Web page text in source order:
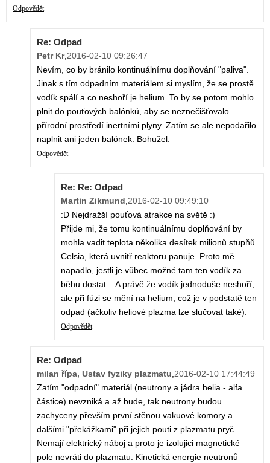
Odpovědět
Re: Odpad
Petr Kr,2016-02-10 09:26:47
Nevím, co by bránilo kontinuálnímu doplňování "paliva".
Jinak s tím odpadním materiálem si myslím, že se prostě
vodík spálí a co neshoří je helium. To by se potom mohlo
plnit do pouťových balónků, aby se neznečišťovalo
přírodní prostředí inertními plyny. Zatím se ale nepodařilo
naplnit ani jeden balónek. Bohužel.
Odpovědět
Re: Re: Odpad
Martin Zikmund,2016-02-10 09:49:10
:D Nejdražší pouťová atrakce na světě :)
Přijde mi, že tomu kontinuálnímu doplňování by
mohla vadit teplota několika desítek milionů stupňů
Celsia, která uvnitř reaktoru panuje. Proto mě
napadlo, jestli je vůbec možné tam ten vodík za
běhu dostat... A právě že vodík jednoduše neshoří,
ale při fúzi se mění na helium, což je v podstatě ten
odpad (ačkoliv heliové plazma lze slučovat také).
Odpovědět
Re: Odpad
milan řípa, Ustav fyziky plazmatu,2016-02-10 17:44:49
Zatím "odpadní" materiál (neutrony a jádra helia - alfa
částice) nevzniká a až bude, tak neutrony budou
zachyceny převším první stěnou vakuové komory a
dalšími "překážkami" při jejich pouti z plazmatu pryč.
Nemají elektrický náboj a proto je izolujici magnetické
pole nevráti do plazmatu. Kinetická energie neutronů